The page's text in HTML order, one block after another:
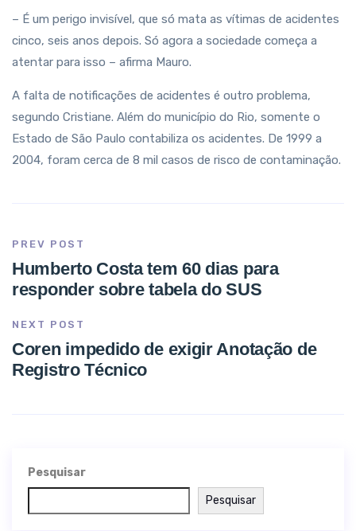
– É um perigo invisível, que só mata as vítimas de acidentes
cinco, seis anos depois. Só agora a sociedade começa a
atentar para isso – afirma Mauro.
A falta de notificações de acidentes é outro problema,
segundo Cristiane. Além do município do Rio, somente o
Estado de São Paulo contabiliza os acidentes. De 1999 a
2004, foram cerca de 8 mil casos de risco de contaminação.
PREV POST
Humberto Costa tem 60 dias para
responder sobre tabela do SUS
NEXT POST
Coren impedido de exigir Anotação de
Registro Técnico
Pesquisar
Pesquisar